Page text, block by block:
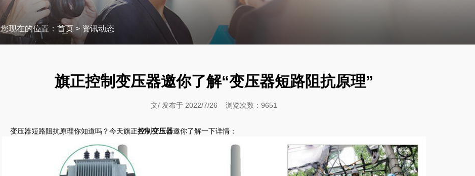
您现在的位置： 首页 > 资讯动态
旗正控制变压器邀你了解“变压器短路阻抗原理”
文/ 发布于 2022/7/26 浏览次数：9651
变压器短路阻抗原理你知道吗？今天旗正控制变压器邀你了解一下详情：